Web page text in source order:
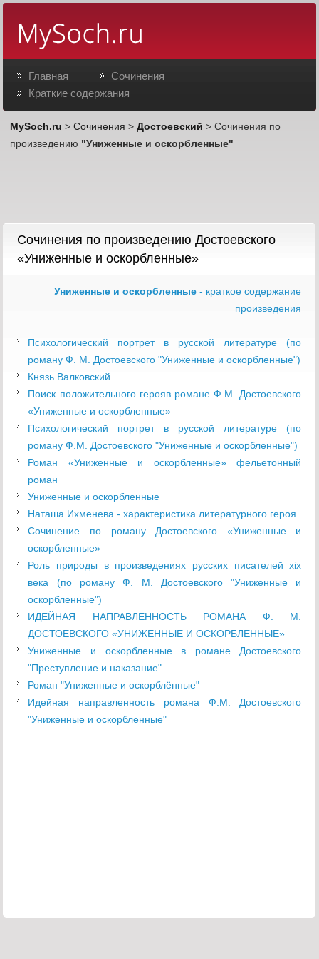
Главная
Сочинения
Краткие содержания
MySoch.ru >Сочинения >Достоевский > Сочинения по
произведению "Униженные и оскорбленные"
Сочинения по произведению Достоевского
«Униженные и оскорбленные»
Униженные и оскорбленные - краткое содержание
произведения
Психологический портрет в русской литературе (по
роману Ф. М. Достоевского "Униженные и оскорбленные")
Князь Валковский
Поиск положительного герояв романе Ф.М. Достоевского
«Униженные и оскорбленные»
Психологический портрет в русской литературе (по
роману Ф.М. Достоевского "Униженные и оскорбленные")
Роман «Униженные и оскорбленные» фельетонный
роман
Униженные и оскорбленные
Наташа Ихменева - характеристика литературного героя
Сочинение по роману Достоевского «Униженные и
оскорбленные»
Роль природы в произведениях русских писателей xix
века (по роману Ф. М. Достоевского "Униженные и
оскорбленные")
ИДЕЙНАЯ НАПРАВЛЕННОСТЬ РОМАНА Ф. М.
ДОСТОЕВСКОГО «УНИЖЕННЫЕ И ОСКОРБЛЕННЫЕ»
Униженные и оскорбленные в романе Достоевского
"Преступление и наказание"
Роман "Униженные и оскорблённые"
Идейная направленность романа Ф.М. Достоевского
"Униженные и оскорбленные"